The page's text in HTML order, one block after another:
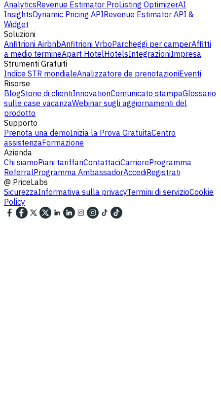
AnalyticsRevenue Estimator ProListing OptimizerAI
InsightsDynamic Pricing APIRevenue Estimator API &
Widget
Soluzioni
Anfitrioni AirbnbAnfitrioni VrboParcheggi per camperAffitti
a medio termineApart HotelHotelsIntegrazioniImpresa
Strumenti Gratuiti
Indice STR mondialeAnalizzatore de prenotazioniEventi
Risorse
BlogStorie di clientiInnovationComunicato stampaGlossario
sulle case vacanzaWebinar sugli aggiornamenti del
prodotto
Supporto
Prenota una demoInizia la Prova GratuitaCentro
assistenzaFormazione
Azienda
Chi siamoPiani tariffariContattaciCarriereProgramma
ReferralProgramma AmbassadorAccediRegistrati
@ PriceLabs
SicurezzaInformativa sulla privacyTermini di servizioCookie
Policy